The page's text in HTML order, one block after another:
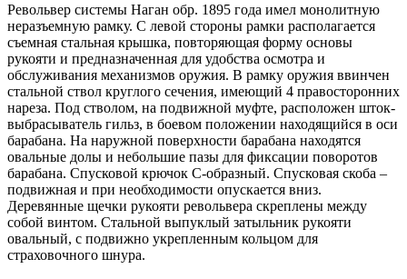
Револьвер системы Наган обр. 1895 года имел монолитную
неразъемную рамку. С левой стороны рамки располагается
съемная стальная крышка, повторяющая форму основы
рукояти и предназначенная для удобства осмотра и
обслуживания механизмов оружия. В рамку оружия ввинчен
стальной ствол круглого сечения, имеющий 4 правосторонних
нареза. Под стволом, на подвижной муфте, расположен шток-
выбрасыватель гильз, в боевом положении находящийся в оси
барабана. На наружной поверхности барабана находятся
овальные долы и небольшие пазы для фиксации поворотов
барабана. Спусковой крючок С-образный. Спусковая скоба –
подвижная и при необходимости опускается вниз.
Деревянные щечки рукояти револьвера скреплены между
собой винтом. Стальной выпуклый затыльник рукояти
овальный, с подвижно укрепленным кольцом для
страховочного шнура.